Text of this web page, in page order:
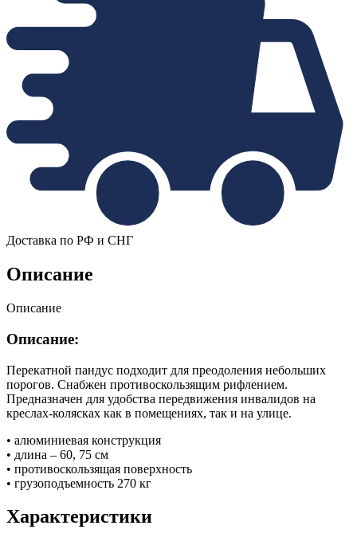
Доставка по РФ и СНГ
Описание
Описание
Описание:
Перекатной пандус подходит для преодоления небольших
порогов. Снабжен противоскользящим рифлением.
Предназначен для удобства передвижения инвалидов на
креслах-колясках как в помещениях, так и на улице.
• алюминиевая конструкция
• длина – 60, 75 см
• противоскользящая поверхность
• грузоподъемность 270 кг
Характеристики